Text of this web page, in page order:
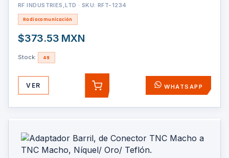
RF INDUSTRIES,LTD · SKU: RFT-1234
Radiocomunicación
$373.53 MXN
Stock: 49
VER AGREGAR WHATSAPP